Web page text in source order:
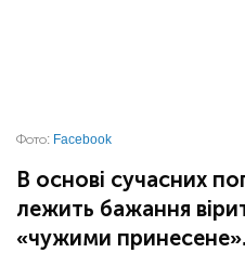
Фото: Facebook
В основі сучасних
лежить бажання
«чужими